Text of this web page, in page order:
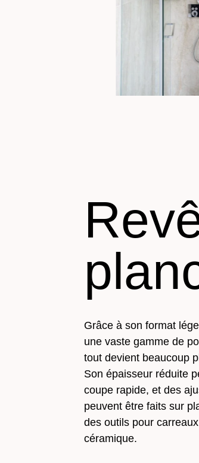
Grâce à son format
une vaste gamme de
tout devient beaucoup
Son épaisseur réduite
coupe rapide, et des
peuvent être faits sur
des outils pour
céramique.